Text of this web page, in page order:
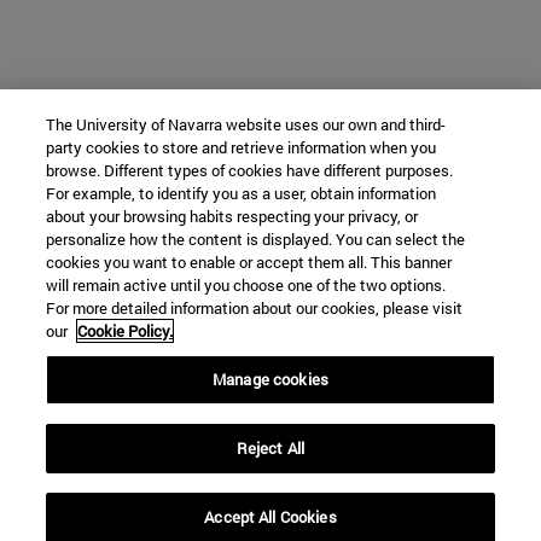
The University of Navarra website uses our own and third-
party cookies to store and retrieve information when you
browse. Different types of cookies have different purposes.
For example, to identify you as a user, obtain information
about your browsing habits respecting your privacy, or
personalize how the content is displayed. You can select the
cookies you want to enable or accept them all. This banner
will remain active until you choose one of the two options.
For more detailed information about our cookies, please visit
our Cookie Policy.
Manage cookies
Reject All
Accept All Cookies